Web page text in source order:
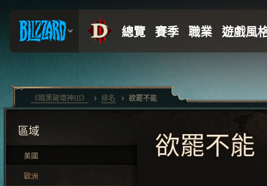
區域
美國
歐洲
欲罷不能
《暗黑破壞神III》 排名 欲罷不能